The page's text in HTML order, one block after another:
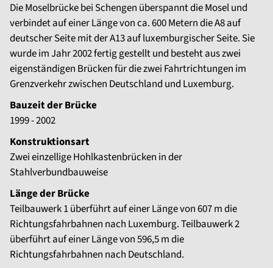
Die Moselbrücke bei Schengen überspannt die Mosel und
verbindet auf einer Länge von ca. 600 Metern die A8 auf
deutscher Seite mit der A13 auf luxemburgischer Seite. Sie
wurde im Jahr 2002 fertig gestellt und besteht aus zwei
eigenständigen Brücken für die zwei Fahrtrichtungen im
Grenzverkehr zwischen Deutschland und Luxemburg.
Bauzeit der Brücke
1999 - 2002
Konstruktionsart
Zwei einzellige Hohlkastenbrücken in der
Stahlverbundbauweise
Länge der Brücke
Teilbauwerk 1 überführt auf einer Länge von 607 m die
Richtungsfahrbahnen nach Luxemburg. Teilbauwerk 2
überführt auf einer Länge von 596,5 m die
Richtungsfahrbahnen nach Deutschland.